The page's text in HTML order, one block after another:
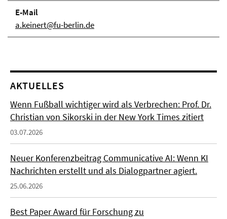
E-Mail
a.keinert@fu-berlin.de
AKTUELLES
Wenn Fußball wichtiger wird als Verbrechen: Prof. Dr.
Christian von Sikorski in der New York Times zitiert
03.07.2026
Neuer Konferenzbeitrag Communicative AI: Wenn KI
Nachrichten erstellt und als Dialogpartner agiert.
25.06.2026
Best Paper Award für Forschung zu